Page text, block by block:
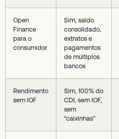
Open
Finance
para o
consumidor
Sim, saldo
consolidado,
extratos e
pagamentos
de múltiplos
bancos
Rendimento
sem IOF
Sim, 100% do
CDI, sem IOF,
sem
“caixinhas”